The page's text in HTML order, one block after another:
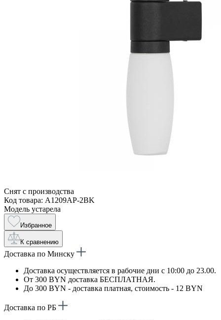
Снят с производства
Код товара: A1209AP-2BK
Модель устарела
Избранное
К сравнению
Доставка по Минску
Доставка осуществляется в рабочие дни с 10:00 до 23.00.
От 300 BYN доставка БЕСПЛАТНАЯ.
До 300 BYN - доставка платная, стоимость - 12 BYN
Доставка по РБ